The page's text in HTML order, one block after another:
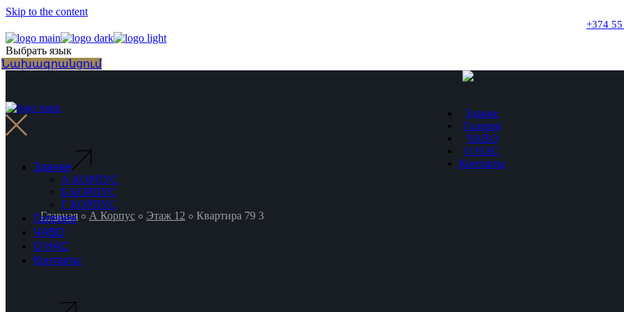
Skip to the content
+374
Выбрать язык
Նախագրանցում
Здание
Галерея
ЧАВО
О НАС
Контакты
Главная А Корпус Этаж 12 Квартира 79 3
Здание
А КОРПУС
Б КОРПУС
Г КОРПУС
Галерея
ЧАВО
О НАС
Контакты